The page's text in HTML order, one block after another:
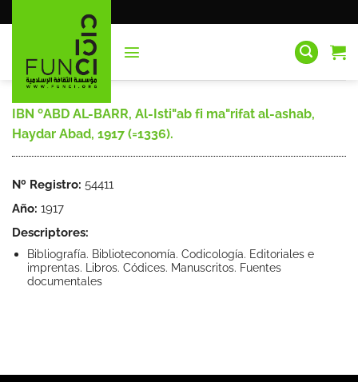
al
IBN ºABD AL-BARR, Al-Isti"ab fi ma"rifat al-ashab,
Haydar Abad, 1917 (=1336).
Nº Registro: 54411
Año: 1917
Descriptores:
Bibliografía. Biblioteconomía. Codicología. Editoriales e
imprentas. Libros. Códices. Manuscritos. Fuentes
documentales